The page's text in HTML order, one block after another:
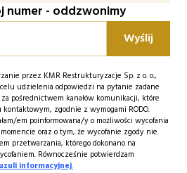
numer - oddzwonimy
przez KMR Restrukturyzacje Sp. z o. o.,
udzielenia odpowiedzi na pytanie zadane
pośrednictwem kanałów komunikacji, które
zgodnie z wymogami RODO.
em poinformowana/y o możliwości wycofania
oraz o tym, że wycofanie zgody nie
przetwarzania, którego dokonano na
Równocześnie potwierdzam
informacyjnej.